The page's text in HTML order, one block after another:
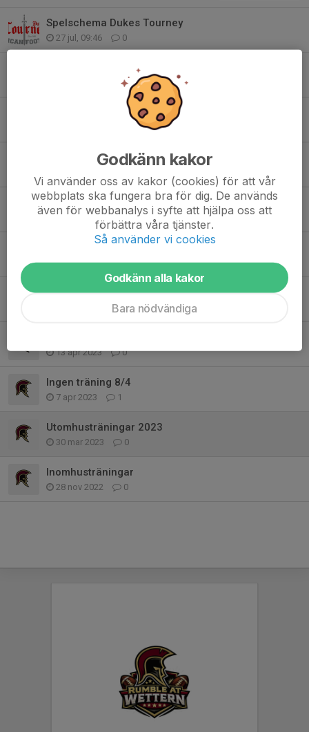
Spelschema Dukes Tourney
27 jul, 09:46 0
Nya datum Dukes Tourney 1-2 augusti
0
Halloween cup i Halmstad 2 nov
Spelschema och information Dukes Tourney
U11 tillsammans med Borås och andra klubbar
17 maj 2025 0
Torsdags träningen inställd! (13/6) u11/u13
12 jun 2024 0
Utomhusträningar
0
13 apr 2023 0
Ingen träning 8/4
7 apr 2023 1
Utomhusträningar 2023
30 mar 2023 0
Inomhusträningar
28 nov 2022 0
Godkänn kakor
Vi använder oss av kakor (cookies) för att vår
webbplats ska fungera bra för dig. De används
även för webbanalys i syfte att hjälpa oss att
förbättra våra tjänster.
Så använder vi cookies
Godkänn alla kakor
Bara nödvändiga